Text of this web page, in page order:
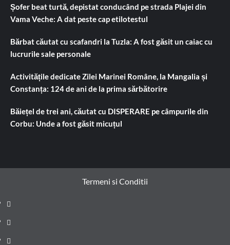
Șofer beat turtă, depistat conducând pe strada Plajei din
Vama Veche: A dat peste cap etilotestul
Bărbat căutat cu scafandri la Tuzla: A fost găsit un caiac cu
lucrurile sale personale
Activitățile dedicate Zilei Marinei Române, la Mangalia și
Constanța: 124 de ani de la prima sărbătorire
Băiețel de trei ani, căutat cu DISPERARE pe câmpurile din
Corbu: Unde a fost găsit micuțul
Termeni si Conditii
Prima
pagină
Știri
de
Administrație